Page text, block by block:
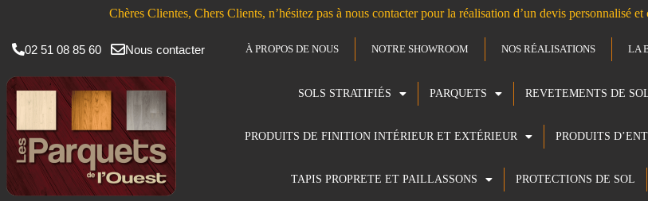
Chères Clientes, Chers Clients, n’hésitez pas à nous contacter pour la réalisation d’un devis personnalisé
02 51 08 85 60 Nous contacter À PROPOS DE NOUS NOTRE SHOWROOM NOS RÉALISATIONS LA
SOLS STRATIFIÉS PARQUETS REVETEMENTS DE
PRODUITS DE FINITION INTÉRIEUR ET EXTÉRIEUR PRODUITS
TAPIS PROPRETE ET PAILLASSONS PROTECTIONS DE SOL